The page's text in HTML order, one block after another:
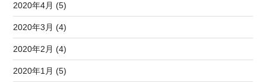
2020年4月 (5)
2020年3月 (4)
2020年2月 (4)
2020年1月 (5)